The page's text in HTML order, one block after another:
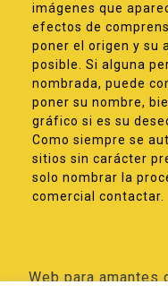
imágenes que
efectos de
poner el origen y su
posible. Si alguna
nombrada, puede
poner su nombre,
gráfico si es su
Como siempre se
sitios sin carácter
solo nombrar la
comercial contactar.
Web para amantes